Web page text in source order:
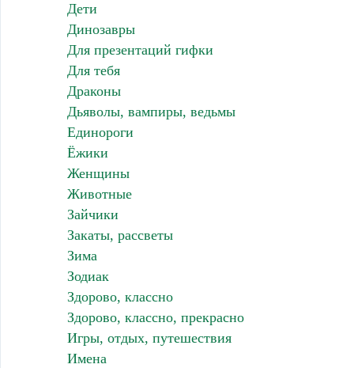
Дети
Динозавры
Для презентаций гифки
Для тебя
Драконы
Дьяволы, вампиры, ведьмы
Единороги
Ёжики
Женщины
Животные
Зайчики
Закаты, рассветы
Зима
Зодиак
Здорово, классно
Здорово, классно, прекрасно
Игры, отдых, путешествия
Имена